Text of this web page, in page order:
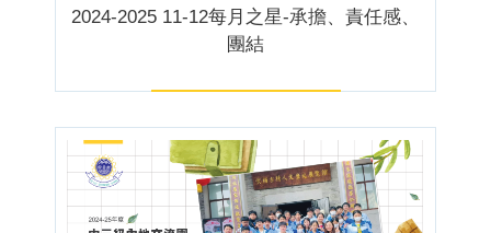
2024-2025 11-12每月之星-承擔、責任感、
團結